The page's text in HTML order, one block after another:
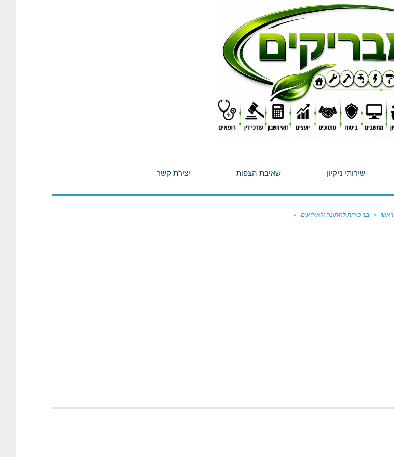
שירותי ניקיון שאיבת הצפות יצירת קשר
ראשי » בר פירות לחתונה ולאירועים »